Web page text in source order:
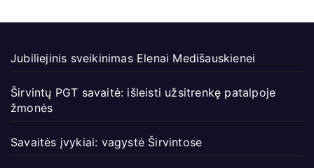
Jubiliejinis sveikinimas Elenai Medišauskienei
Širvintų PGT savaitė: išleisti užsitrenkę patalpoje
žmonės
Savaitės įvykiai: vagystė Širvintose